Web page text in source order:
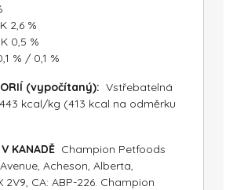
2,6 %
0,5 %
% / 0,1 %
(vypočítaný): Vstřebatelná
kcal/kg (413 kcal na odměrku
KANADĚ Champion Petfoods
Acheson, Alberta,
2V9, CA: ABP-226. Champion